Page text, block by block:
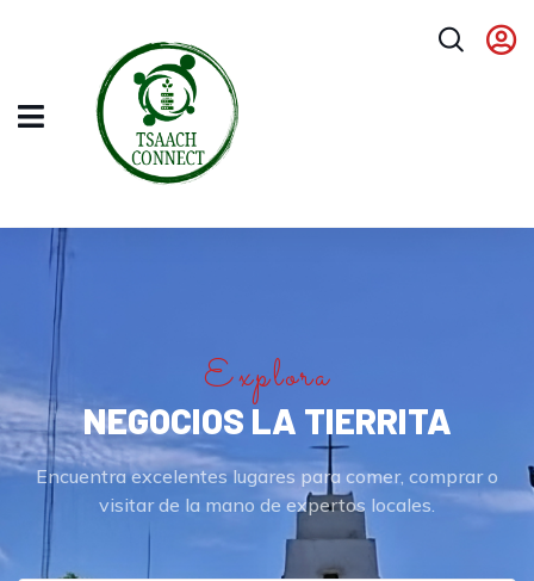
Explora
NEGOCIOS LA TIERRITA
Encuentra excelentes lugares para comer, comprar o
visitar de la mano de expertos locales.